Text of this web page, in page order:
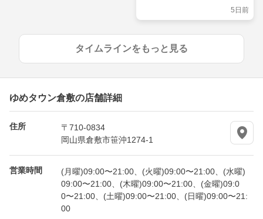
5日前
タイムラインをもっと見る
ゆめタウン倉敷の店舗詳細
住所
〒710-0834
岡山県倉敷市笹沖1274-1
営業時間
(月曜)09:00〜21:00、(火曜)09:00〜21:00、(水曜)
09:00〜21:00、(木曜)09:00〜21:00、(金曜)09:0
0〜21:00、(土曜)09:00〜21:00、(日曜)09:00〜21:
00